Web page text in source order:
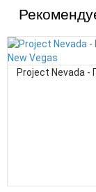
Project Nevada -